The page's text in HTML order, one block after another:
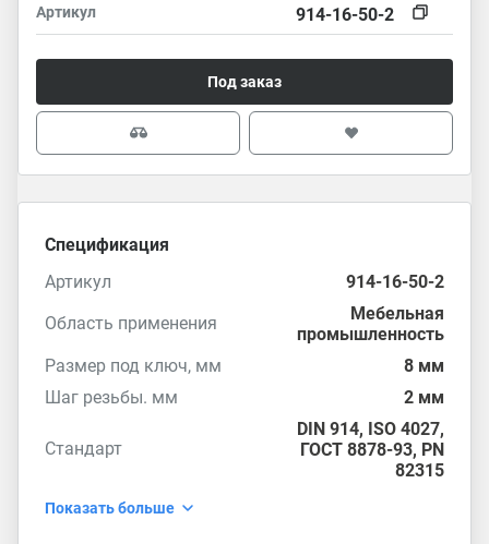
Артикул 914-16-50-2
Под заказ
Спецификация
Артикул
914-16-50-2
Область применения
Мебельная
промышленность
Размер под ключ, мм
8 мм
Шаг резьбы. мм
2 мм
Стандарт
DIN 914, ISO 4027,
ГОСТ 8878-93, PN
82315
Показать больше